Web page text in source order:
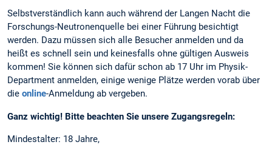
Selbstverständlich kann auch während der Langen Nacht die
Forschungs-Neutronenquelle bei einer Führung besichtigt
werden. Dazu müssen sich alle Besucher anmelden und da
heißt es schnell sein und keinesfalls ohne gültigen Ausweis
kommen! Sie können sich dafür schon ab 17 Uhr im Physik-
Department anmelden, einige wenige Plätze werden vorab über
die online-Anmeldung ab vergeben.
Ganz wichtig! Bitte beachten Sie unsere Zugangsregeln:
Mindestalter: 18 Jahre,